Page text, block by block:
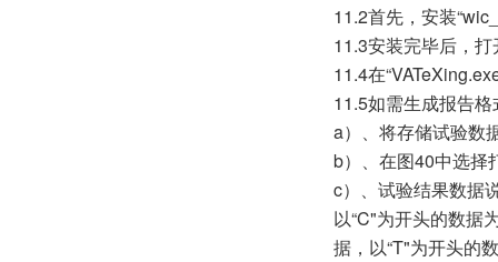
11.2首先，安装
11.3安装完毕后，
11.4在
11.5如需生成报告
a）、将存储试验数
b）、在图40中选择
c）、试验结果数据
以“C"为开头的数据
据，以“T"为开头的